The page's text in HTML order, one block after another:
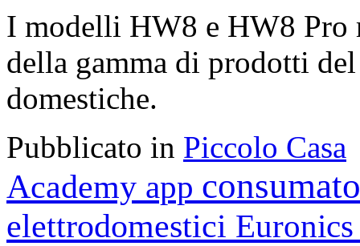
I modelli HW8 e HW8 Pro
della gamma di prodotti
domestiche.
Pubblicato in Piccolo Casa
Academy app
elettrodomestici